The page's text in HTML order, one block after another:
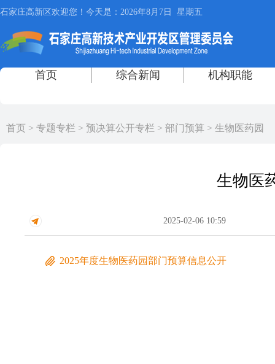
首页 > 专题专栏 > 预决算公开专栏 > 部门预算 > 生物医药园
生物医
2025-02-06 10:59
2025年度生物医药园部门预算信息公开